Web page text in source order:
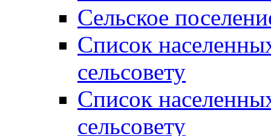
Сельское
Список
сельсовету
Список
сельсовету